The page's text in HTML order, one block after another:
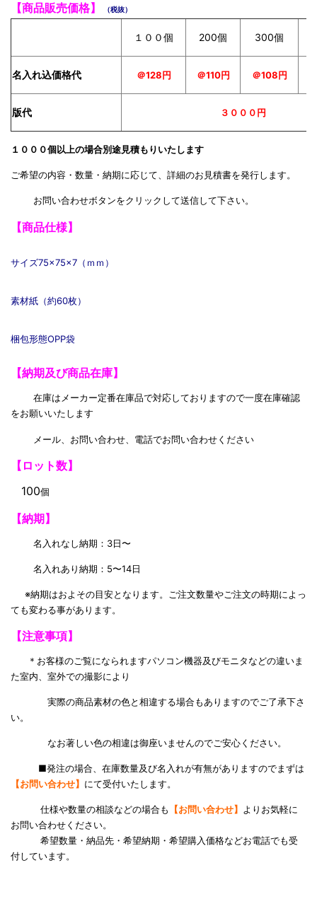
【商品販売価格】 （税抜）
１００個 200個 300個
名入れ込価格代 ＠128円 ＠110円 ＠108円
版代 ３０００円
１０００個以上の場合別途見積もりいたします
ご希望の内容・数量・納期に応じて、詳細のお見積書を発行します。
お問い合わせボタンをクリックして送信して下さい。
【商品仕様】
サイズ75×75×7（ｍｍ）
素材紙（約60枚）
梱包形態OPP袋
【納期及び商品在庫】
在庫はメーカー定番在庫品で対応しておりますので一度在庫確認
をお願いいたします
メール、お問い合わせ、電話でお問い合わせください
【ロット数】
100個
【納期】
名入れなし納期：3日〜
名入れあり納期：5〜14日
※納期はおよその目安となります。ご注文数量やご注文の時期によっ
ても変わる事があります。
【注意事項】
＊お客様のご覧になられますパソコン機器及びモニタなどの違いま
た室内、室外での撮影により
実際の商品素材の色と相違する場合もありますのでご了承下さ
い。
なお著しい色の相違は御座いませんのでご安心ください。
■発注の場合、在庫数量及び名入れが有無がありますのでまずは
【お問い合わせ】 にて受付いたします。
仕様や数量の相談などの場合も 【お問い合わせ】
よりお気軽に
お問い合わせください。
希望数量・納品先・希望納期・希望購入価格などお電話でも受
付しています。